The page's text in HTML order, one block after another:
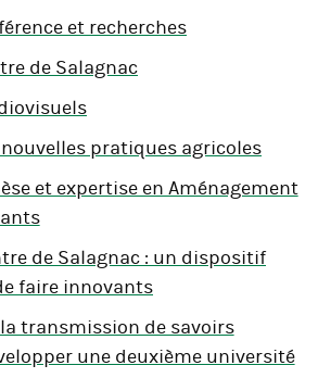
et recherches
de Salagnac
pratiques agricoles
et expertise en Aménagement
de Salagnac : un dispositif
faire innovants
transmission de savoirs
une deuxième université